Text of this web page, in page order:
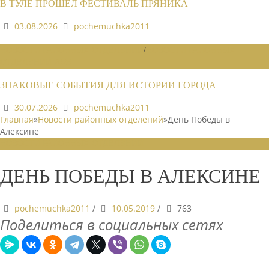
В ТУЛЕ ПРОШЕЛ ФЕСТИВАЛЬ ПРЯНИКА
03.08.2026
pochemuchka2011
/
ЗНАКОВЫЕ СОБЫТИЯ ДЛЯ ИСТОРИИ ГОРОДА
30.07.2026
pochemuchka2011
Главная»Новости районных отделений»День Победы в
Алексине
ДЕНЬ ПОБЕДЫ В АЛЕКСИНЕ
pochemuchka2011 / 10.05.2019 / 763
Поделиться в социальных сетях